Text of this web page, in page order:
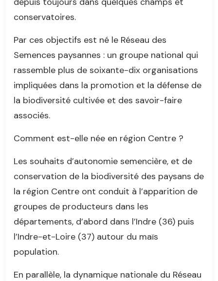
conservatoires.
Par ces objectifs est né le Réseau des
Semences paysannes : un groupe national qui
rassemble plus de soixante-dix organisations
impliquées dans la promotion et la défense de
la biodiversité cultivée et des savoir-faire
associés.
Comment est-elle née en région Centre ?
Les souhaits d’autonomie semencière, et de
conservation de la biodiversité des paysans de
la région Centre ont conduit à l’apparition de
groupes de producteurs dans les
départements, d’abord dans l’Indre (36) puis
l’Indre-et-Loire (37) autour du maïs
population.
En parallèle, la dynamique nationale du Réseau